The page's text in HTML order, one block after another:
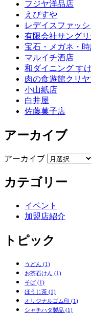
フジヤ洋品店
えびすや
レデイスファッ
有限会社サング
宝石・メガネ・
マルイチ酒店
和ダイニング す
肉の食遊館クリ
小山紙店
白井屋
佐藤菓子店
アーカイブ
アーカイブ
カテゴリー
イベント
加盟店紹介
トピック
うどん (1)
お茶石けん (1)
そば (1)
ほうじ茶 (1)
オリジナルゴム印 (1)
シャチハタ製品 (1)